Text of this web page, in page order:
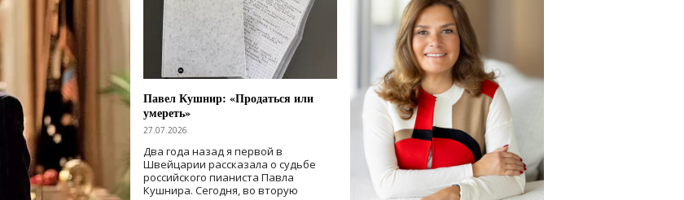
Павел Кушнир: «Продаться или
умереть»
27.07.2026
Два года назад я первой в
Швейцарии рассказала о судьбе
российского пианиста Павла
Кушнира. Сегодня, во вторую